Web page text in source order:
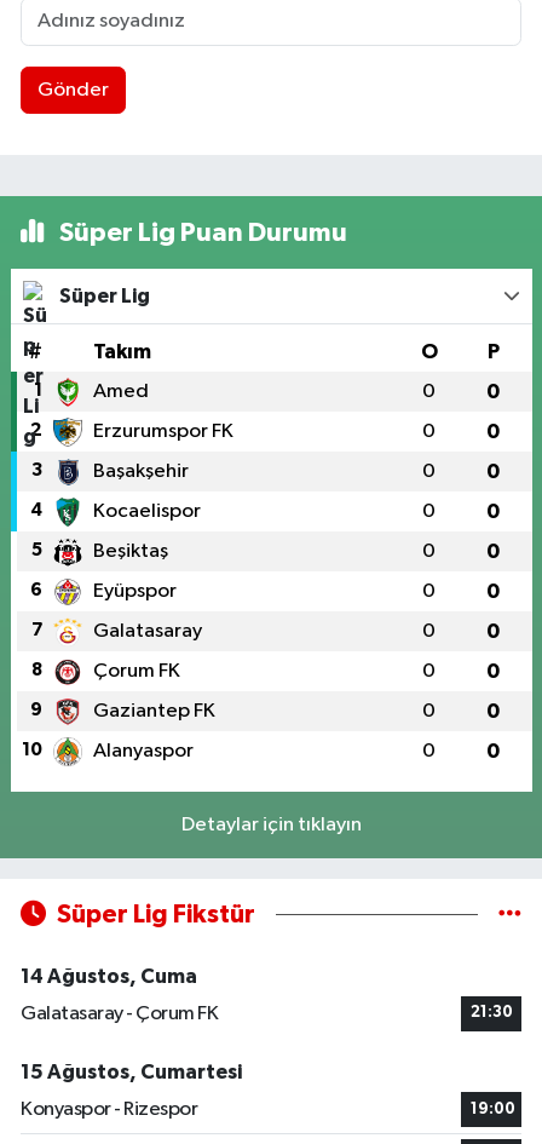
Gönder
Süper Lig Puan Durumu
Süper Lig
# Takım O P
1 Amed 0 0
2 Erzurumspor FK 0 0
3 Başakşehir 0 0
4 Kocaelispor 0 0
5 Beşiktaş 0 0
6 Eyüpspor 0 0
7 Galatasaray 0 0
8 Çorum FK 0 0
9 Gaziantep FK 0 0
10 Alanyaspor 0 0
Detaylar için tıklayın
Süper Lig Fikstür
14 Ağustos, Cuma
Galatasaray - Çorum FK
21:30
15 Ağustos, Cumartesi
Konyaspor - Rizespor
19:00